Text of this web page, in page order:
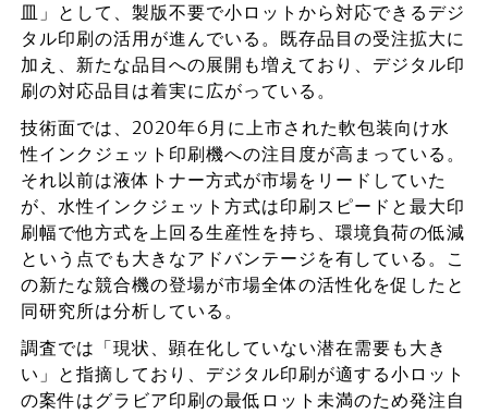
皿」として、製版不要で小ロットから対応できるデジ
タル印刷の活用が進んでいる。既存品目の受注拡大に
加え、新たな品目への展開も増えており、デジタル印
刷の対応品目は着実に広がっている。
技術面では、2020年6月に上市された軟包装向け水
性インクジェット印刷機への注目度が高まっている。
それ以前は液体トナー方式が市場をリードしていた
が、水性インクジェット方式は印刷スピードと最大印
刷幅で他方式を上回る生産性を持ち、環境負荷の低減
という点でも大きなアドバンテージを有している。こ
の新たな競合機の登場が市場全体の活性化を促したと
同研究所は分析している。
調査では「現状、顕在化していない潜在需要も大き
い」と指摘しており、デジタル印刷が適する小ロット
の案件はグラビア印刷の最低ロット未満のため発注自